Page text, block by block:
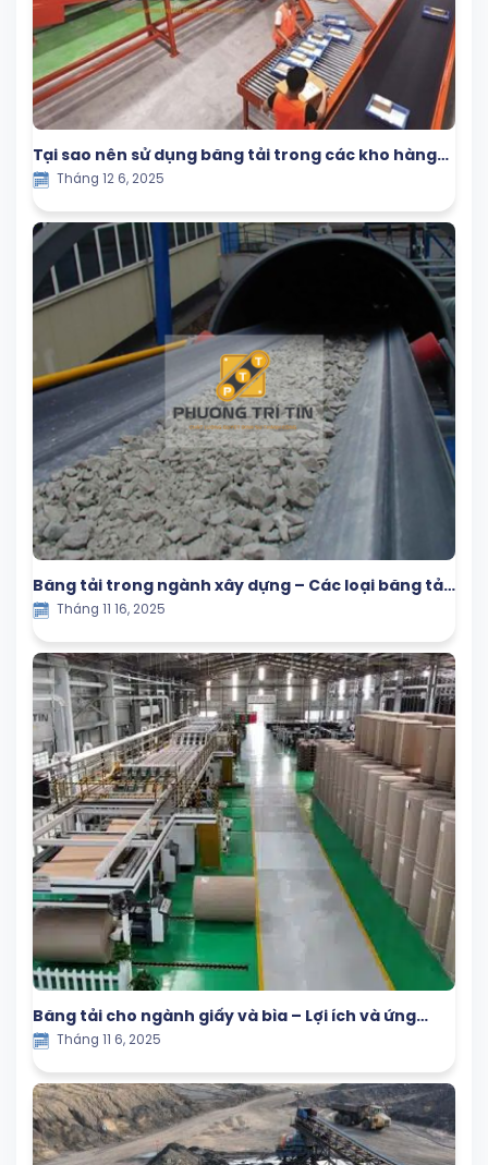
Tại sao nên sử dụng băng tải trong các kho hàng
lớn?Tháng 12 6, 2025
Băng tải trong ngành xây dựng – Các loại băng tải
được sử dụng phổ biến
Tháng 11 16, 2025
Băng tải cho ngành giấy và bìa – Lợi ích và ứng
dụngTháng 11 6, 2025